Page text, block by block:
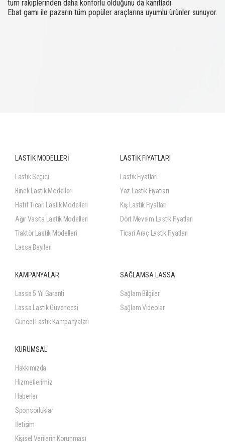
tüm rakiplerinden daha konforlu olduğunu da kanıtladı.
Ebat gamı ile pazarın tüm popüler araçlarına uyumlu ürünler sunuyor.
LASTİK MODELLERİ
Lastik Seçici
Binek Lastik Modelleri
Hafif Ticari Lastik Modelleri
Ağır Vasıta Lastik Modelleri
Traktör Lastik Modelleri
Lassa Bayileri
LASTİK FİYATLARI
Lastik Fiyatları
Yaz Lastik Fiyatları
Kış Lastik Fiyatları
Dört Mevsim Lastik Fiyatları
Ticari Araç Lastik Fiyatları
KAMPANYALAR
Lassa 5 Yıl Garanti
Lassa Lastik Güvencesi
Güncel Lastik Kampanyaları
SAĞLAMSA LASSA
Sağlam Bilgiler
Sağlam Videolar
KURUMSAL
Hakkımızda
Hizmetlerimiz
Haberler
Sponsorluklar
İletişim
Kişisel Verilerin Korunması